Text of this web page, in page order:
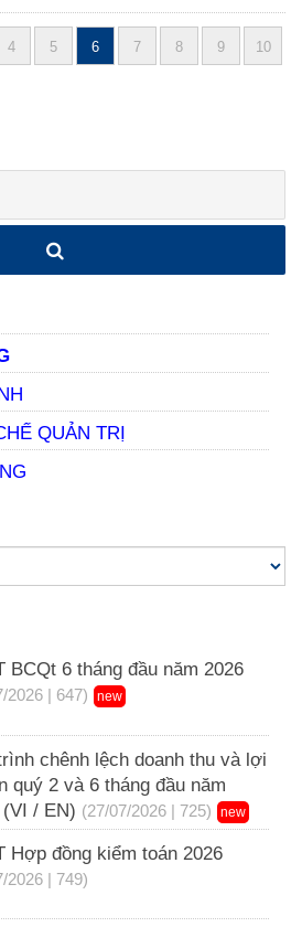
4 5 6 7 8 9 10
QUẢN TRỊ
BCQt 6 tháng đầu năm 2026
2026 | 647) new
chênh lệch doanh thu và lợi
quý 2 và 6 tháng đầu năm
(VI / EN) (27/07/2026 | 725) new
Hợp đồng kiểm toán 2026
2026 | 749)